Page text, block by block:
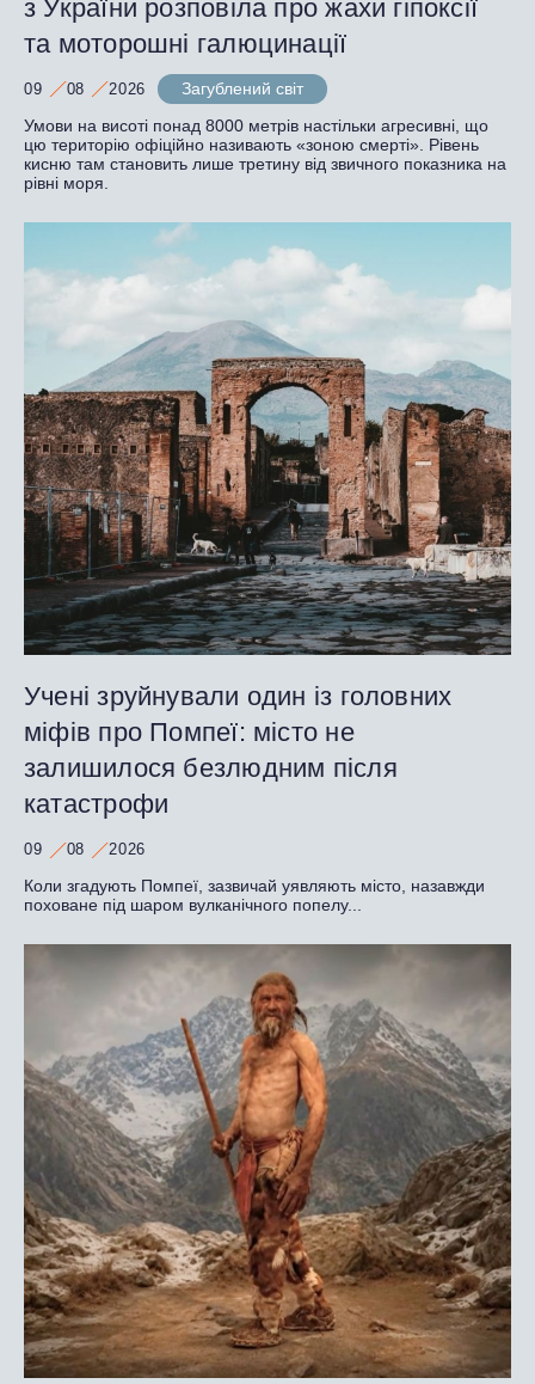
з України розповіла про жахи гіпоксії
та моторошні галюцинації
09 08 2026
Загублений світ
Умови на висоті понад 8000 метрів настільки агресивні, що
цю територію офіційно називають «зоною смерті». Рівень
кисню там становить лише третину від звичного показника на
рівні моря.
Учені зруйнували один із головних
міфів про Помпеї: місто не
залишилося безлюдним після
катастрофи
09 08 2026
Коли згадують Помпеї, зазвичай уявляють місто, назавжди
поховане під шаром вулканічного попелу...